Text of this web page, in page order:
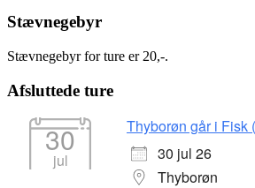
Stævnegebyr
Stævnegebyr for ture er 20,-.
Afsluttede ture
30
jul
Thyborøn går i Fisk
30 jul 26
Thyborøn